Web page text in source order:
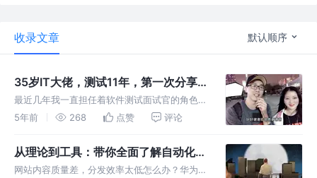
收录文章 默认顺序
35岁IT大佬，测试11年，第一次分享
面试感悟…
最近几年我一直担任着软件测试面试官的角色，
所以想写点面试的经验分享给大家，希望能对大
里行间未免词不达意，可能会让大家见笑了。 0
1 一般求职无非几个环节：准
5年前 268 点赞 评论
从理论到工具：带你全面了解自动化测
试框架
网站内容质量差，分发效率太低怎么办？华为工